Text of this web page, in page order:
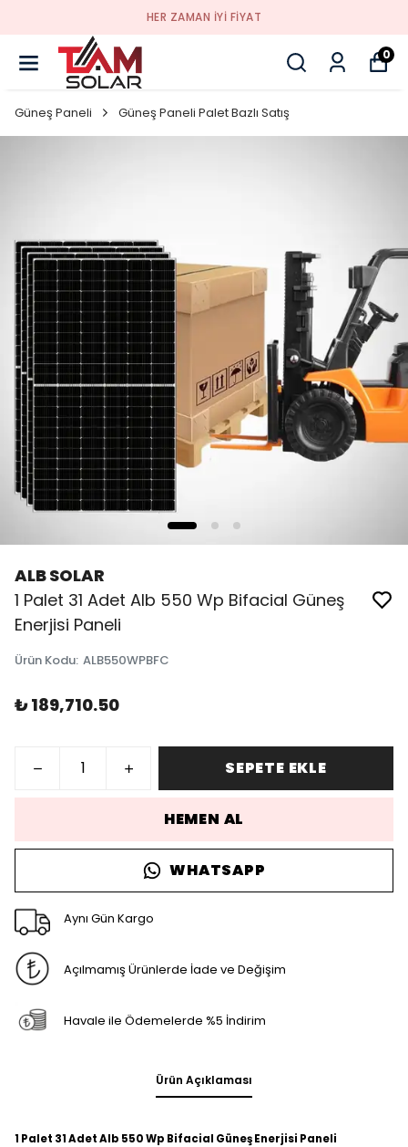
HER ZAMAN IYI FIYAT
0
Güneş Paneli Güneş Paneli Palet Bazlı Satış
ALB SOLAR
1 Palet 31 Adet Alb 550 Wp Bifacial Güneş
Enerjisi Paneli
Ürün Kodu: ALB550WPBFC
₺ 189,710.50
SEPETE EKLE
HEMEN AL
WHATSAPP
Aynı Gün Kargo
Açılmamış Ürünlerde İade ve Değişim
Havale ile Ödemelerde %5 İndirim
Ürün Açıklaması
1 Palet 31 Adet Alb 550 Wp Bifacial Güneş Enerjisi Paneli